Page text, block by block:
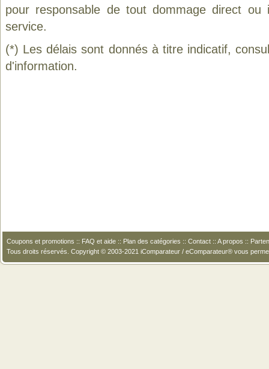
pour responsable de tout dommage direct
service.
(*) Les délais sont donnés à titre indicatif,
d'information.
Coupons et promotions :: FAQ et aide :: Plan des catégories :: Contact :: A propos ::
Tous droits réservés. Copyright © 2003-2021 iComparateur / eComparateur® vous